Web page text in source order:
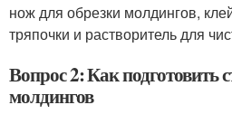
нож для обрезки молдингов,
тряпочки и растворитель для
Вопрос 2: Как подготовить
молдингов